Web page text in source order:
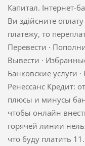
Капитал. Інтернет-
Ви здійсните
платежу, то
Перевести ·
Вывести ·
Банковские услуги
Ренессанс Кредит:
плюсы и минусы
чтобы онлайн
горячей линии
что буду платить